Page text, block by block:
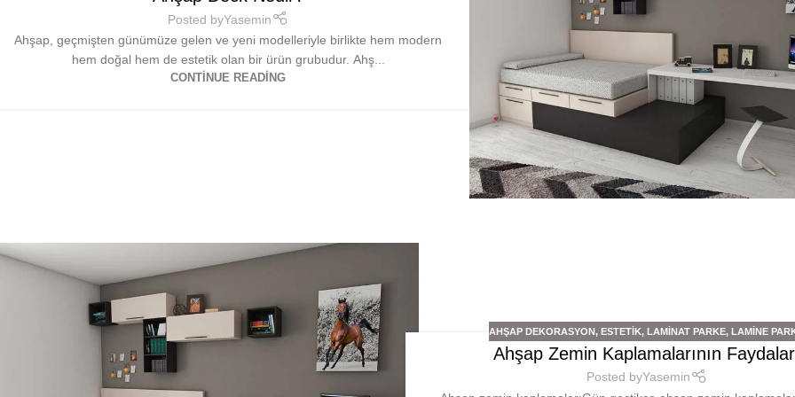
Posted byYasemin
Ahşap, geçmişten günümüze gelen ve yeni modelleriyle birlikte hem modern
hem doğal hem de estetik olan bir ürün grubudur. Ahş...
CONTINUE READING
AHŞAP DEKORASYON,ESTETIK,LAMINAT PARKE,LAMINE
Ahşap Zemin Kaplamalarının
Posted byYasemin